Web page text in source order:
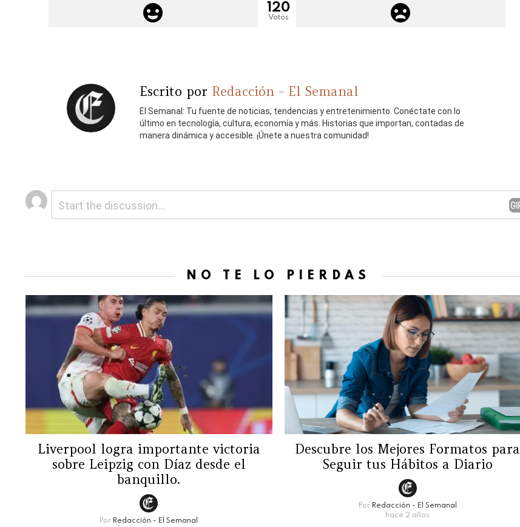
120
Votos
Escrito por Redacción - El Semanal
El Semanal: Tu fuente de noticias, tendencias y entretenimiento. Conéctate con lo
último en tecnología, cultura, economía y más. Historias que importan, contadas de
manera dinámica y accesible. ¡Únete a nuestra comunidad!
Deja
una
NO TE LO PIERDAS
Liverpool logra importante victoria
sobre Leipzig con Díaz desde el
banquillo.
Por Redacción - El Semanal
Descubre los Mejores Formatos para
Seguir tus Hábitos a Diario
Por Redacción - El Semanal
hace 2 años